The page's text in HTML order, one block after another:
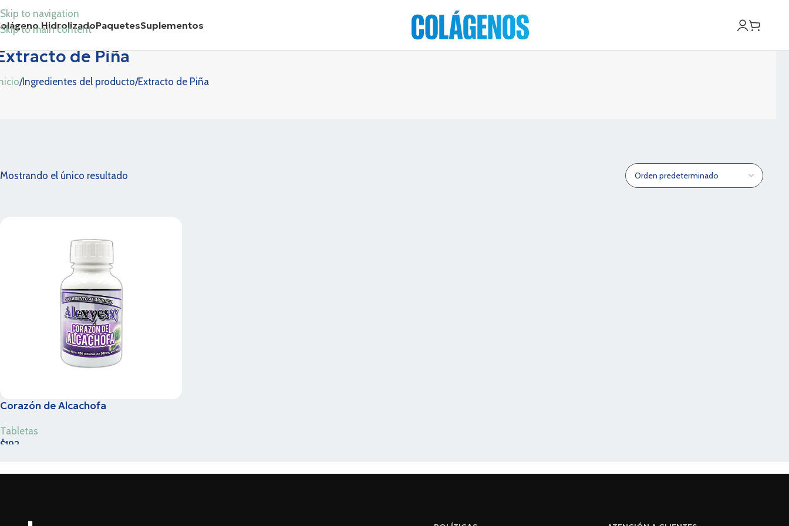
Skip to navigation
Skip to main content
HidrolizadoPaquetesSuplementos
de Piña
Ingredientes del producto Extracto de Piña
Mostrando el único resultado
Corazón de Alcachofa
Tabletas
$192